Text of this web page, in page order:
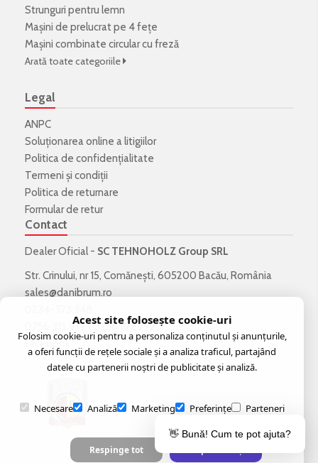
Strunguri pentru lemn
Mașini de prelucrat pe 4 fețe
Mașini combinate circular cu freză
Arată toate categoriile
Legal
ANPC
Soluționarea online a litigiilor
Politica de confidenţialitate
Termeni şi condiţii
Politica de returnare
Formular de retur
Contact
Dealer Oficial - SC TEHNOHOLZ Group SRL
Str. Crinului, nr 15, Comănești, 605200 Bacău, România
sales@danibrum.ro
0756 315 919•0756 192 292
Facebook
👋 Bună! Cum te pot ajuta?
Acest site folosește cookie-uri
Folosim cookie-uri pentru a personaliza conținutul și anunțurile,
a oferi funcții de rețele sociale și a analiza traficul, partajând
datele cu partenerii noștri de publicitate și analiză.
Necesare Analiză Marketing Preferințe Parteneri
Respinge tot